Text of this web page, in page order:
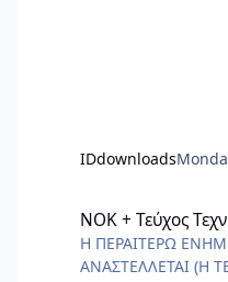
IDdownloads
ΝΟΚ + Τεύχος
Η ΠΕΡΑΙΤΕΡΩ
ΑΝΑΣΤΕΛΛΕΤΑΙ (Η